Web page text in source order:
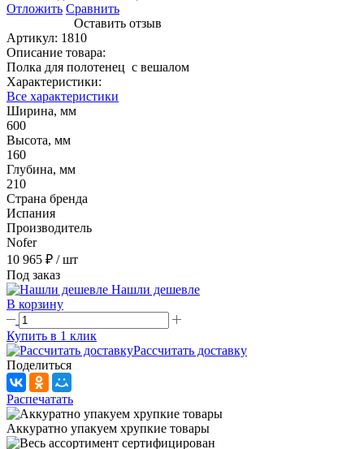
Отложить Сравнить
Оставить отзыв
Артикул: 1810
Описание товара:
Полка для полотенец с вешалом
Характеристики:
Все характеристики
Ширина, мм
600
Высота, мм
160
Глубина, мм
210
Страна бренда
Испания
Производитель
Nofer
10 965 ₽ / шт
Под заказ
Нашли дешевле
В корзину
Купить в 1 клик
Рассчитать доставку
Поделиться
Распечатать
Аккуратно упакуем хрупкие товары